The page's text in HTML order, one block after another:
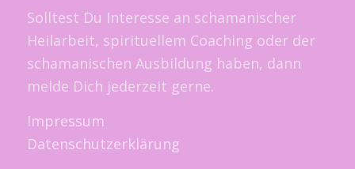
Solltest Du Interesse an schamanischer
Heilarbeit, spirituellem Coaching oder der
schamanischen Ausbildung haben, dann
melde Dich jederzeit gerne.
Impressum
Datenschutzerklärung